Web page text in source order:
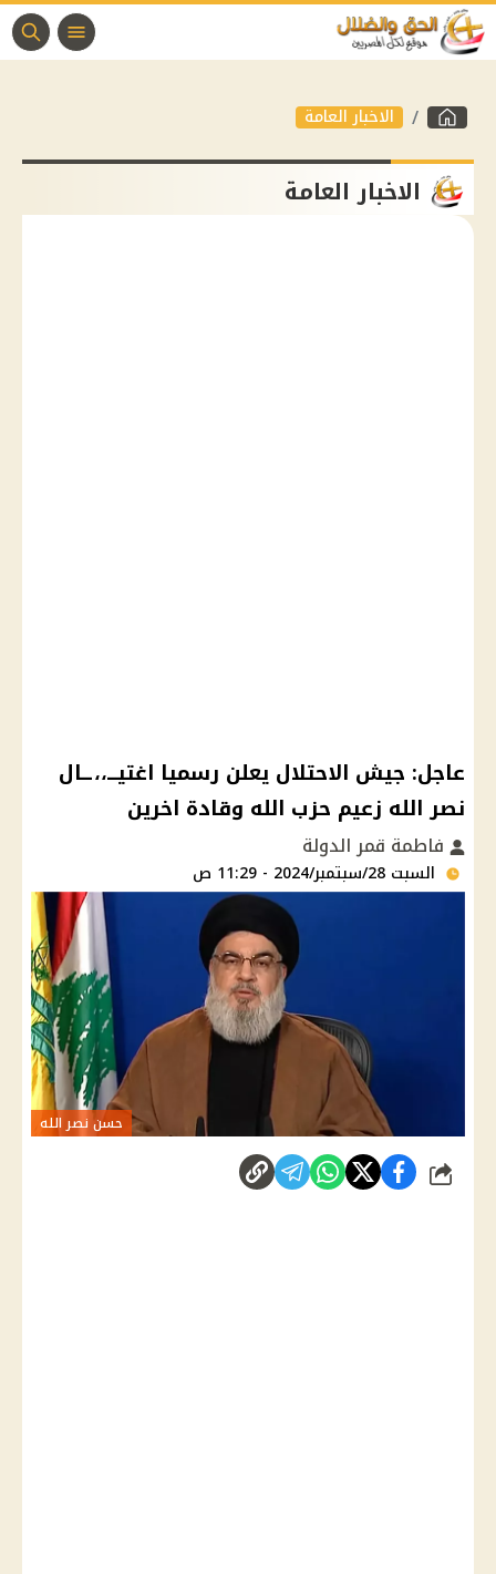
الاخبار العامة
الاخبار العامة
عاجل: جيش الاحتلال يعلن رسميا اغتيـــ،،ــال
نصر الله زعيم حزب الله وقادة اخرين
فاطمة قمر الدولة
السبت 28/سبتمبر/2024 - 11:29 ص
حسن نصر الله
شارك